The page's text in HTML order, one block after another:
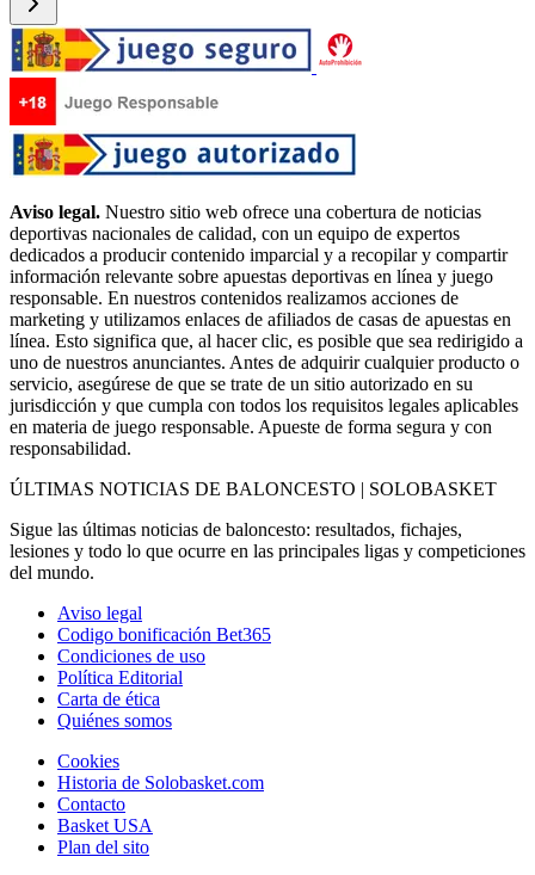
Aviso legal. Nuestro sitio web ofrece una cobertura de noticias
deportivas nacionales de calidad, con un equipo de expertos
dedicados a producir contenido imparcial y a recopilar y compartir
información relevante sobre apuestas deportivas en línea y juego
responsable. En nuestros contenidos realizamos acciones de
marketing y utilizamos enlaces de afiliados de casas de apuestas en
línea. Esto significa que, al hacer clic, es posible que sea redirigido a
uno de nuestros anunciantes. Antes de adquirir cualquier producto o
servicio, asegúrese de que se trate de un sitio autorizado en su
jurisdicción y que cumpla con todos los requisitos legales aplicables
en materia de juego responsable. Apueste de forma segura y con
responsabilidad.
ÚLTIMAS NOTICIAS DE BALONCESTO | SOLOBASKET
Sigue las últimas noticias de baloncesto: resultados, fichajes,
lesiones y todo lo que ocurre en las principales ligas y competiciones
del mundo.
Aviso legal
Codigo bonificación Bet365
Condiciones de uso
Política Editorial
Carta de ética
Quiénes somos
Cookies
Historia de Solobasket.com
Contacto
Basket USA
Plan del sito